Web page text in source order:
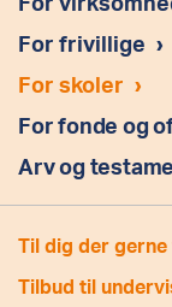
For frivillige ›
For skoler ›
For fonde og
Arv og
Til dig der gerne
Tilbud til